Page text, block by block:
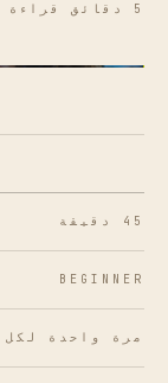
5 دقائق قراءة · إيريس الشكل
45 دقيقة
BEGINNER
مرة واحدة لكل